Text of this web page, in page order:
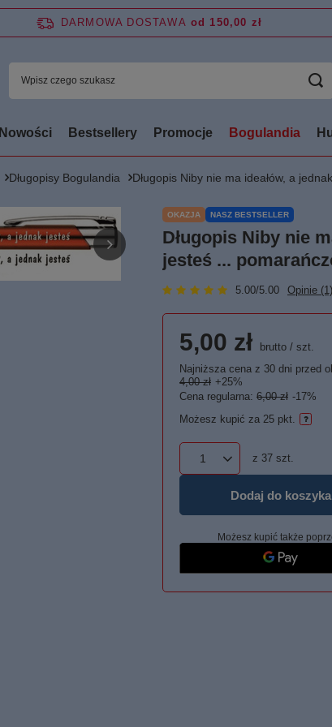
DARMOWA DOSTAWA od 150,00 zł
Nowości Bestsellery Promocje Bogulandia
Długopisy Bogulandia Długopis Niby nie ma ideałów, a
OKAZJA NASZ BESTSELLER
Długopis Niby nie
jesteś ...
5.00/5.00 Opinie (1)
5,00 zł brutto / szt.
Najniższa cena z 30 dni przed
4,00 zł +25%
Cena regularna: 6,00 zł -17%
Możesz kupić za 25 pkt.
z 37 szt.
Dodaj do koszyka
Możesz kupić także